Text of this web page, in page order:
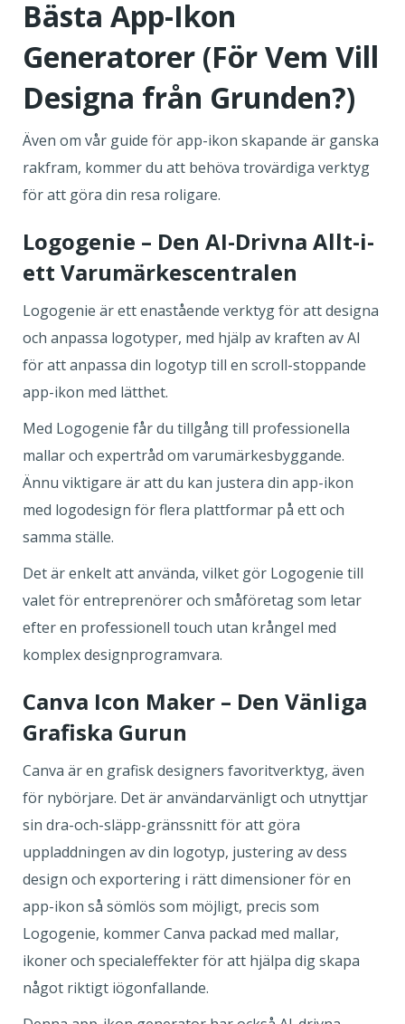
Bästa App-Ikon
Generatorer (För Vem Vill
Designa från Grunden?)
Även om vår guide för app-ikon skapande är ganska
rakfram, kommer du att behöva trovärdiga verktyg
för att göra din resa roligare.
Logogenie – Den AI-Drivna Allt-i-
ett Varumärkescentralen
Logogenie är ett enastående verktyg för att designa
och anpassa logotyper, med hjälp av kraften av AI
för att anpassa din logotyp till en scroll-stoppande
app-ikon med lätthet.
Med Logogenie får du tillgång till professionella
mallar och expertråd om varumärkesbyggande.
Ännu viktigare är att du kan justera din app-ikon
med logodesign för flera plattformar på ett och
samma ställe.
Det är enkelt att använda, vilket gör Logogenie till
valet för entreprenörer och småföretag som letar
efter en professionell touch utan krångel med
komplex designprogramvara.
Canva Icon Maker – Den Vänliga
Grafiska Gurun
Canva är en grafisk designers favoritverktyg, även
för nybörjare. Det är användarvänligt och utnyttjar
sin dra-och-släpp-gränssnitt för att göra
uppladdningen av din logotyp, justering av dess
design och exportering i rätt dimensioner för en
app-ikon så sömlös som möjligt, precis som
Logogenie, kommer Canva packad med mallar,
ikoner och specialeffekter för att hjälpa dig skapa
något riktigt iögonfallande.